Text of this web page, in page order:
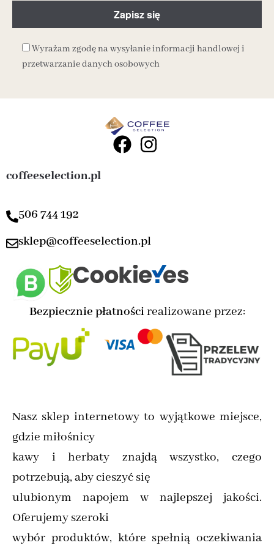
Wyrażam zgodę na wysyłanie informacji handlowej i
przetwarzanie danych osobowych
coffeeselection.pl
506 744 192
sklep@coffeeselection.pl
Bezpiecznie płatnościrealizowane przez:
Nasz sklep internetowy to wyjątkowe miejsce,
gdzie miłośnicy
kawy i herbaty znajdą wszystko, czego
potrzebują, aby cieszyć się
ulubionym napojem w najlepszej jakości.
Oferujemy szeroki
wybór produktów, które spełnią oczekiwania